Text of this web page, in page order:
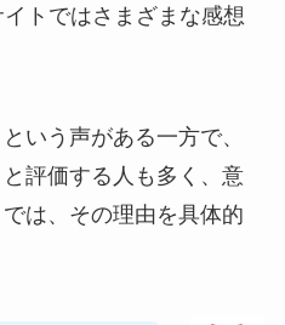
トではさまざまな感想
いう声がある一方で、
と評価する人も多く、意
は、その理由を具体的